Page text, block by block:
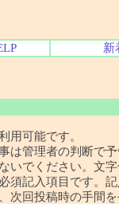
新
用可能です。
は管理者の判断で予
いでください。文字
須記入項目です。
次回投稿時の手間